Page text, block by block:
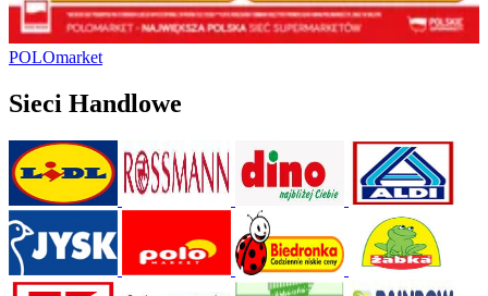
POLOmarket
Sieci Handlowe